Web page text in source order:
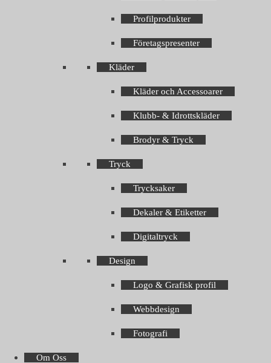
Profilprodukter
Företagspresenter
Kläder
Kläder och Accessoarer
Klubb- & Idrottskläder
Brodyr & Tryck
Tryck
Trycksaker
Dekaler & Etiketter
Digitaltryck
Design
Logo & Grafisk profil
Webbdesign
Fotografi
Om Oss